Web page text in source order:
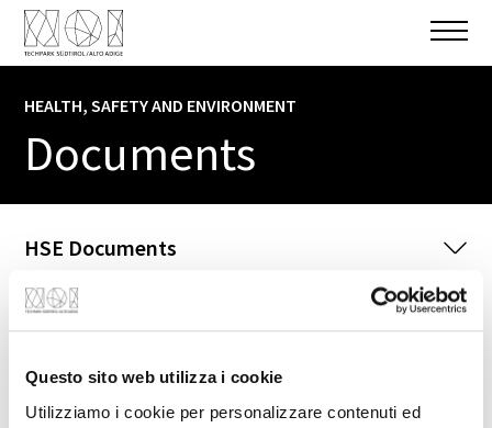
Questo sito web utilizza i cookie
Utilizziamo i cookie per personalizzare contenuti ed
HEALTH, SAFETY AND ENVIRONMENT
Documents
HSE Documents
NOI Techpark Bolzano / Bozen
A1
A6